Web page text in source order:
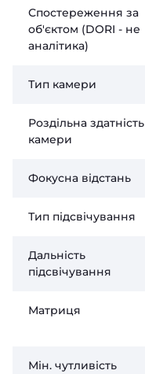
Спостереження за
об'єктом (DORI - не
аналітика)
Тип камери
Роздільна здатність
камери
Фокусна відстань
Тип підсвічування
Дальність
підсвічування
Матриця
Мін. чутливість